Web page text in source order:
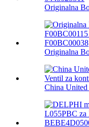
Originalna
Originalna
China